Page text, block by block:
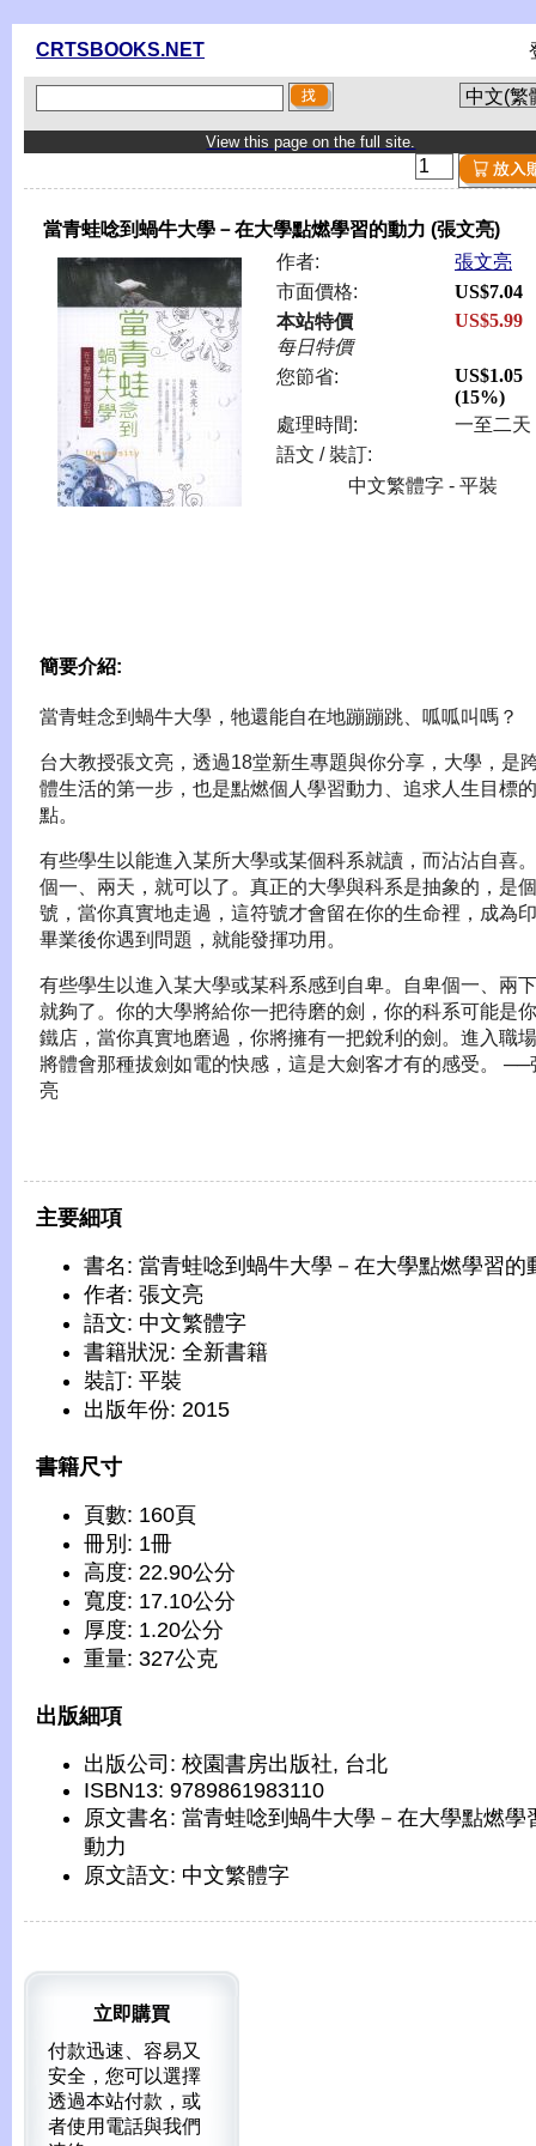
CRTSBOOKS.NET
View this page on the full site.
當青蛙唸到蝸牛大學－在大學點燃學習的動力 (張文亮)
作者:
張文亮
市面價格:
US$7.04
本站特價
每日特價
US$5.99
您節省:
US$1.05
(15%)
處理時間:
一至二天
語文 / 裝訂:
中文繁體字 - 平裝
簡要介紹:
當青蛙念到蝸牛大學，牠還能自在地蹦蹦跳、呱呱叫嗎？
台大教授張文亮，透過18堂新生專題與你分享，大學，是
體生活的第一步，也是點燃個人學習動力、追求人生目標
點。
有些學生以能進入某所大學或某個科系就讀，而沾沾自喜
個一、兩天，就可以了。真正的大學與科系是抽象的，是
號，當你真實地走過，這符號才會留在你的生命裡，成為
畢業後你遇到問題，就能發揮功用。
有些學生以進入某大學或某科系感到自卑。自卑個一、兩
就夠了。你的大學將給你一把待磨的劍，你的科系可能是
鐵店，當你真實地磨過，你將擁有一把銳利的劍。進入職
將體會那種拔劍如電的快感，這是大劍客才有的感受。 ──
亮
主要細項
書名: 當青蛙唸到蝸牛大學－在大學點燃學習的
作者: 張文亮
語文: 中文繁體字
書籍狀況: 全新書籍
裝訂: 平裝
出版年份: 2015
書籍尺寸
頁數: 160頁
冊別: 1冊
高度: 22.90公分
寬度: 17.10公分
厚度: 1.20公分
重量: 327公克
出版細項
出版公司: 校園書房出版社, 台北
ISBN13: 9789861983110
原文書名: 當青蛙唸到蝸牛大學－在大學點燃學
動力
原文語文: 中文繁體字
立即購買
付款迅速、容易又
安全，您可以選擇
透過本站付款，或
者使用電話與我們